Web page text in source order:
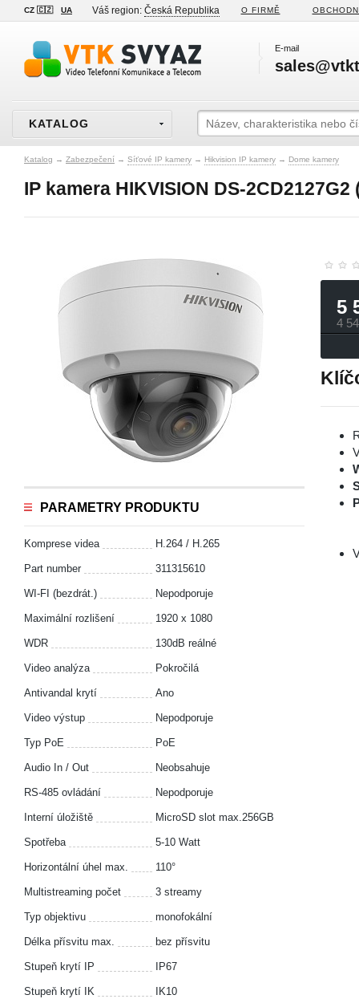
CZ 🇨🇿 UA Váš region: Česká Republika O FIRMĚ
E-mail
KATALOG
Katalog → Zabezpečení → Síťové IP kamery → Hikvision IP kamery → Dome kamery
IP kamera HIKVISION DS-
PARAMETRY PRODUKTU
Komprese videa H.264 / H.265
Part number 311315610
WI-FI (bezdrát.) Nepodporuje
Maximální rozlišení 1920 x 1080
WDR 130dB reálné
Video analýza Pokročilá
Antivandal krytí Ano
Video výstup Nepodporuje
Typ PoE PoE
Audio In / Out Neobsahuje
RS-485 ovládání Nepodporuje
Interní úložiště MicroSD slot max.256GB
Spotřeba 5-10 Watt
Horizontální úhel max. 110°
Multistreaming počet 3 streamy
Typ objektivu monofokální
Délka přísvitu max. bez přísvitu
Stupeň krytí IP IP67
Stupeň krytí IK IK10
5
4